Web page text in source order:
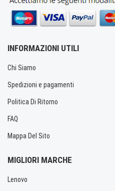
INFORMAZIONI UTILI
Chi Siamo
Spedizioni e pagamenti
Politica Di Ritorno
FAQ
Mappa Del Sito
MIGLIORI MARCHE
Lenovo